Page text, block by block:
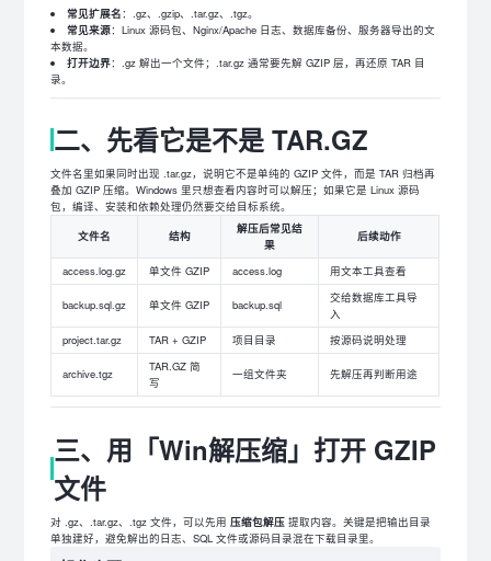
常见扩展名：.gz、.gzip、.tar.gz、.tgz。
常见来源：Linux 源码包、Nginx/Apache 日志、数据库备份、服务器导出的文
本数据。
打开边界：.gz 解出一个文件；.tar.gz 通常要先解 GZIP 层，再还原 TAR 目
录。
二、先看它是不是 TAR.GZ
文件名里如果同时出现 .tar.gz，说明它不是单纯的 GZIP 文件，而是 TAR 归档再
叠加 GZIP 压缩。Windows 里只想查看内容时可以解压；如果它是 Linux 源码
包，编译、安装和依赖处理仍然要交给目标系统。
文件名
结构
解压后常见结
果
后续动作
access.log.gz 单文件 GZIP access.log 用文本工具查看
backup.sql.gz 单文件 GZIP backup.sql
交给数据库工具导
入
project.tar.gz
TAR + GZIP 项目目录 按源码说明处理
archive.tgz
TAR.GZ 简
写
一组文件夹 先解压再判断用途
三、用「Win解压缩」打开 GZIP
文件
对 .gz、.tar.gz、.tgz 文件，可以先用压缩包解压 提取内容。关键是把输出目录
单独建好，避免解出的日志、SQL 文件或源码目录混在下载目录里。